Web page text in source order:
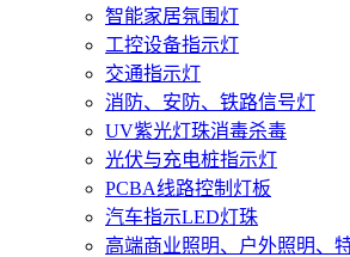
智能家居氛围灯
工控设备指示灯
交通指示灯
消防、安防、铁路信号灯
UV紫光灯珠消毒杀毒
光伏与充电桩指示灯
PCBA线路控制灯板
汽车指示LED灯珠
高端商业照明、户外照明、